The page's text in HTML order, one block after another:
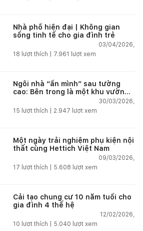
Nhà phố hiện đại | Không gian
sống tinh tế cho gia đình trẻ
03/04/2026,
18 lượt thích | 7.961 lượt xem
Ngôi nhà “ẩn mình” sau tường
cao: Bên trong là một khu vườn
30/03/2026,
15 lượt thích | 2.947 lượt xem
Một ngày trải nghiệm phụ kiện nội
thất cùng Hettich Việt Nam
09/03/2026,
17 lượt thích | 5.608 lượt xem
Cải tạo chung cư 10 năm tuổi cho
gia đình 4 thế hệ
12/02/2026,
10 lượt thích | 5.040 lượt xem